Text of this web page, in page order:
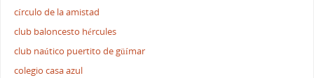
círculo de la amistad
club baloncesto hércules
club naútico puertito de güímar
colegio casa azul